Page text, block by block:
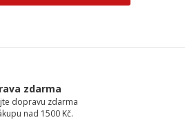
zdarma
dopravu zdarma
nad 1500 Kč.